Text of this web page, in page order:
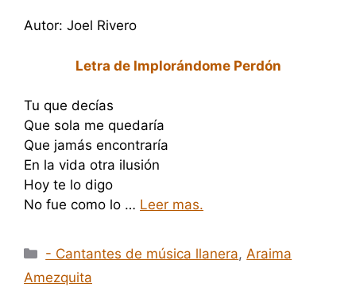
Autor: Joel Rivero
Letra de Implorándome Perdón
Tu que decías
Que sola me quedaría
Que jamás encontraría
En la vida otra ilusión
Hoy te lo digo
No fue como lo … Leer mas.
Categorías
- Cantantes de música llanera,Araima
Amezquita